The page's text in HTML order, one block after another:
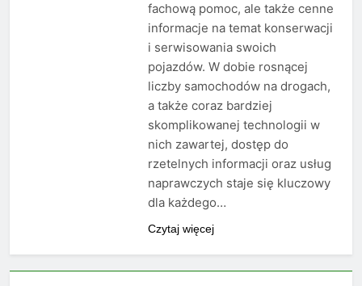
fachową pomoc, ale także cenne
informacje na temat konserwacji
i serwisowania swoich
pojazdów. W dobie rosnącej
liczby samochodów na drogach,
a także coraz bardziej
skomplikowanej technologii w
nich zawartej, dostęp do
rzetelnych informacji oraz usług
naprawczych staje się kluczowy
dla każdego…
Czytaj więcej